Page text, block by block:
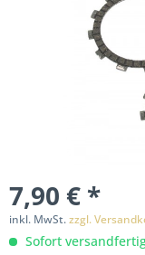
7,90 € *
inkl. MwSt.zzgl.
Sofort